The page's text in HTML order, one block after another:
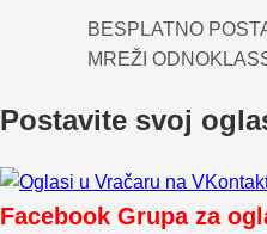
BESPLATNO
MREŽI
Postavite svoj
Facebook Grupa za